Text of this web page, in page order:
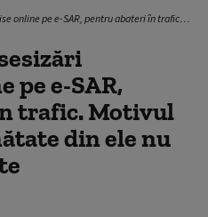
abateri în trafic. Motivul pentru care jumătate din ele nu pot fi sancționate
pe e-SAR,
trafic. Motivul
din ele nu